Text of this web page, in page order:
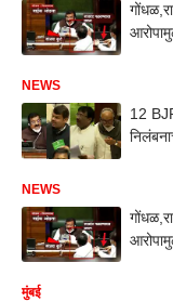
NEWS
12
NEWS
मुंबई